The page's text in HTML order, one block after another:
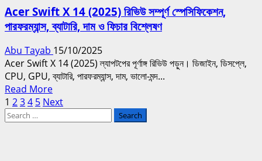
2025
রিভিউ:
স্পেসিফিকেশন,
ফিচারস,
পারফরম্যান্স
এবং
কেনার
Acer Swift X 14 (2025) রিভিউ সম্পূর্ণ স্পেসিফিকেশন,
পারফরম্যান্স, ব্যাটারি, দাম ও ফিচার বিশ্লেষণ
Abu Tayab 15/10/2025
Acer Swift X 14 (2025) ল্যাপটপের পূর্ণাঙ্গ রিভিউ পড়ুন। ডিজাইন, ডিসপ্লে,
CPU, GPU, ব্যাটারি, পারফরম্যান্স, দাম, ভালো-মন্দ...
Read MoreRead
more
Posts
pagination
1 234 5 Next
Search